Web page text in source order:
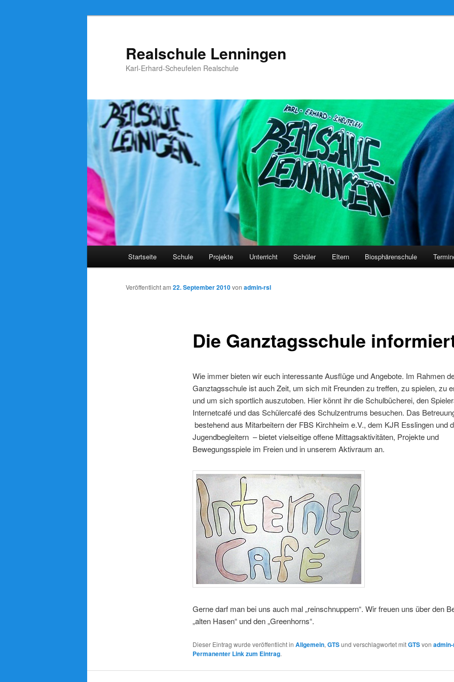
Realschule Lenningen
Karl-Erhard-Scheufelen Realschule
Startseite Schule Projekte Unterricht Schüler Eltern Biosphärenschule
Die Ganztagsschule
Veröffentlicht am 22. September 2010von admin-rsl
Wie immer bieten wir euch interessante Ausflüge und Angebote. Im Rahmen
Ganztagsschule ist auch Zeit, um sich mit Freunden zu treffen, zu spielen, zu
und um sich sportlich auszutoben. Hier könnt ihr die Schulbücherei, den
Internetcafé und das Schülercafé des Schulzentrums besuchen. Das
bestehend aus Mitarbeitern der FBS Kirchheim e.V., dem KJR Esslingen und
Jugendbegleitern – bietet vielseitige offene Mittagsaktivitäten, Projekte und
Bewegungsspiele im Freien und in unserem Aktivraum an.
Gerne darf man bei uns auch mal „reinschnuppern“. Wir freuen uns über den
„alten Hasen“ und den „Greenhorns“.
Dieser Eintrag wurde veröffentlicht in Allgemein, GTSund verschlagwortet mitGTSvon
Permanenter Link zum Eintrag.